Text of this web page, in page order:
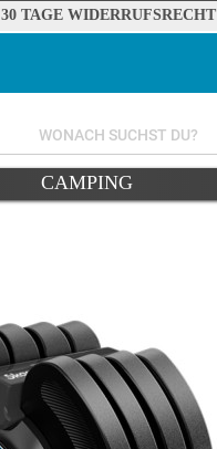
30 TAGE WIDERRUFSRECHT
CAMPING